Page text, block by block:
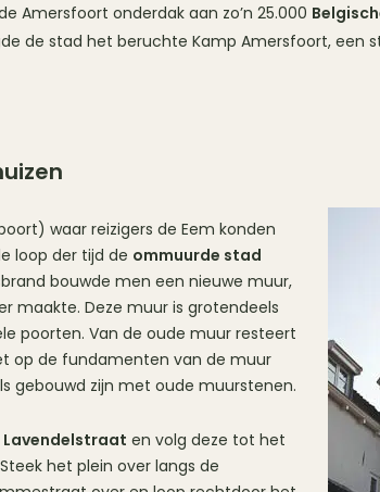
Amersfoort onderdak aan zo’n 25.000
de stad het beruchte Kamp Amersfoort, een
waar reizigers de Eem konden
loop der tijd de ommuurde stad
bouwde men een nieuwe muur,
maakte. Deze muur is grotendeels
poorten. Van de oude muur resteert
op de fundamenten van de muur
gebouwd zijn met oude muurstenen.
Lavendelstraat en volg deze tot het
het plein over langs de